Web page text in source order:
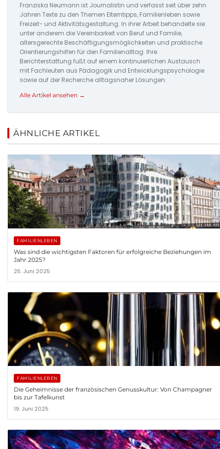
Franziska Neumann ist Journalistin und verfasst seit über zehn
Jahren Texte zu den Themen Elterntipps, Familienleben sowie
Freizeit- und Aktivitätsgestaltung. In ihrer Arbeit behandelte sie
unter anderem die Vereinbarkeit von Beruf und Familie,
altersgerechte Beschäftigungsmöglichkeiten und praktische
Orientierungshilfen für den Familienalltag. Ihre
Berichterstattung fußt auf einem kontinuierlichen Austausch
mit Fachleuten aus Pädagogik und Entwicklungspsychologie
sowie auf der Recherche alltagsnaher Lösungen.
Alle Artikel ansehen →
ÄHNLICHE ARTIKEL
FAMILIENLEBEN
Was sind die wichtigsten Faktoren für erfolgreiche Beziehungen im
Jahr 2025?
25. Juni 2025
FAMILIENLEBEN
Die Geheimnisse der französischen Genusskultur: Von Champagner
bis zur Tafelkunst
19. Juni 2025